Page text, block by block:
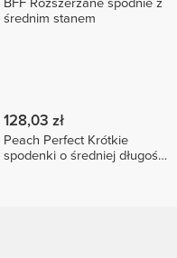
średnim stanem
128,03 zł
Peach Perfect Krótkie
spodenki o średniej długości